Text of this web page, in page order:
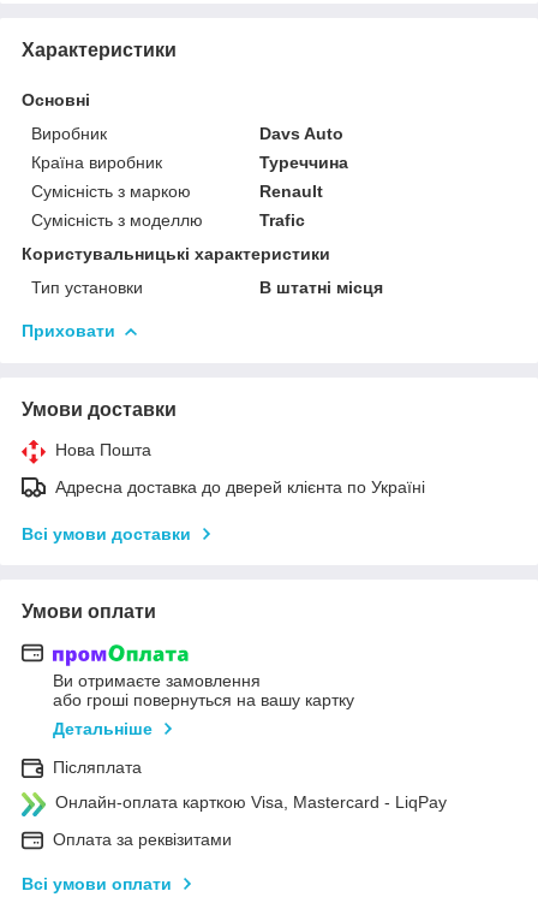
Характеристики
Основні
Виробник
Davs Auto
Країна виробник
Туреччина
Сумісність з маркою
Renault
Сумісність з моделлю
Trafic
Користувальницькі характеристики
Тип установки
В штатні місця
Приховати
Умови доставки
Нова Пошта
Адресна доставка до дверей клієнта по Україні
Всі умови доставки
Умови оплати
Ви отримаєте замовлення
або гроші повернуться на вашу картку
Детальніше
Післяплата
Онлайн-оплата карткою Visa, Mastercard - LiqPay
Оплата за реквізитами
Всі умови оплати